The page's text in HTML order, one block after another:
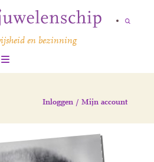
en bezinning
Inloggen / Mijn account